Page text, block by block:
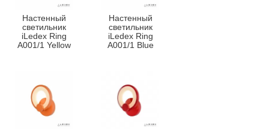
Настенный
светильник
iLedex Ring
A001/1 Yellow
Настенный
светильник
iLedex Ring
A001/1 Blue